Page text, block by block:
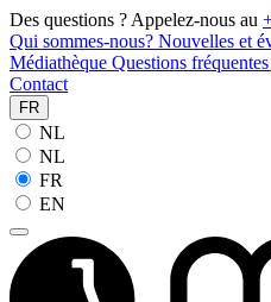
Des questions ? Appelez-nous au
Qui sommes-nous? Nouvelles et
Médiathèque Questions
Contact
FR
NL
NL
FR
EN